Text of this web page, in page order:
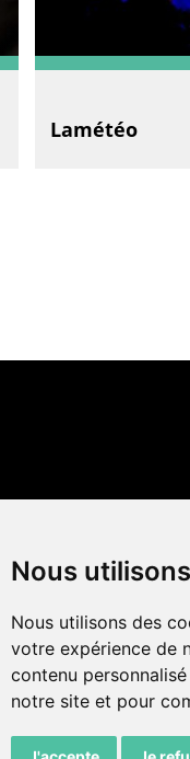
Nous
Nous utilisons des
votre expérience de
contenu
notre site et pour
Lamétéo